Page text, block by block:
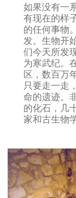
如果没有一
有现在的样
的任何事物
发。生物开
们今天所发
为寒武纪。
区，数百万
只要走一走
命的遗迹。
的化石，几
家和古生物